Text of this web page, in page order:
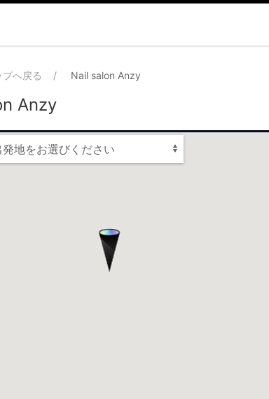
へ戻る Nail salon Anzy
Anzy
発地をお選びください